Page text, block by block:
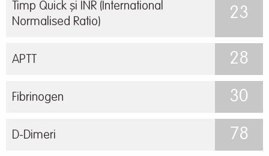
Timp Quick și INR (International
Normalised Ratio)
23
APTT 28
Fibrinogen 30
D-Dimeri 78